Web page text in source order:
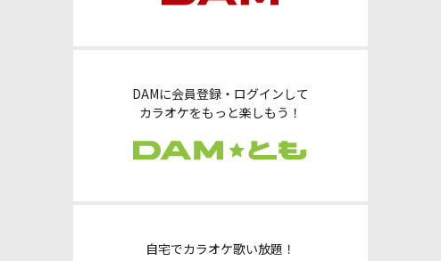
DAMに会員登録・ログインして
カラオケをもっと楽しもう！
自宅でカラオケ歌い放題！